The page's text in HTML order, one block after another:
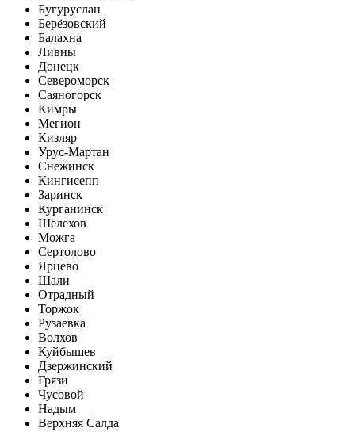
Бугуруслан
Берёзовский
Балахна
Ливны
Донецк
Североморск
Саяногорск
Кимры
Мегион
Кизляр
Урус-Мартан
Снежинск
Кингисепп
Заринск
Курганинск
Шелехов
Можга
Сертолово
Ярцево
Шали
Отрадный
Торжок
Рузаевка
Волхов
Куйбышев
Дзержинский
Грязи
Чусовой
Надым
Верхняя Салда